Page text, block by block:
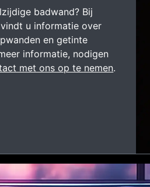
badwand? Bij
u informatie over
en getinte
informatie, nodigen
met ons op te nemen.